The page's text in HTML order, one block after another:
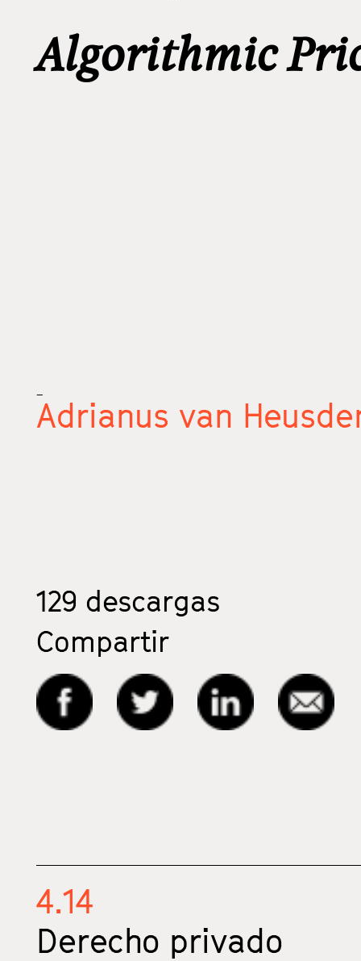
Algorithmic
_
Adrianus van
129 descargas
Compartir
4.14
Derecho privado